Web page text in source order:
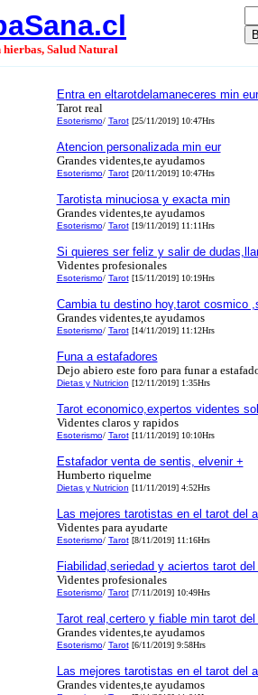
hierbas, Salud Natural
Entra en eltarotdelamaneceres min eur
Tarot real
Esoterismo/ Tarot[25/11/2019] 10:47Hrs
Atencion personalizada min eur
Grandes videntes,te ayudamos
Esoterismo/ Tarot[20/11/2019] 10:47Hrs
Tarotista minuciosa y exacta min
Grandes videntes,te ayudamos
Esoterismo/ Tarot[19/11/2019] 11:11Hrs
Si quieres ser feliz y salir de
Videntes profesionales
Esoterismo/ Tarot[15/11/2019] 10:19Hrs
Cambia tu destino hoy,tarot cosmico
Grandes videntes,te ayudamos
Esoterismo/ Tarot[14/11/2019] 11:12Hrs
Funa a estafadores
Dejo abiero este foro para funar a
Dietas y Nutricion [12/11/2019] 1:35Hrs
Tarot economico,expertos videntes
Videntes claros y rapidos
Esoterismo/ Tarot[11/11/2019] 10:10Hrs
Estafador venta de sentis, elvenir +
Humberto riquelme
Dietas y Nutricion [11/11/2019] 4:52Hrs
Las mejores tarotistas en el tarot del
Videntes para ayudarte
Esoterismo/ Tarot[8/11/2019] 11:16Hrs
Fiabilidad,seriedad y aciertos tarot
Videntes profesionales
Esoterismo/ Tarot[7/11/2019] 10:49Hrs
Tarot real,certero y fiable min tarot del
Grandes videntes,te ayudamos
Esoterismo/ Tarot[6/11/2019] 9:58Hrs
Las mejores tarotistas en el tarot del
Grandes videntes,te ayudamos